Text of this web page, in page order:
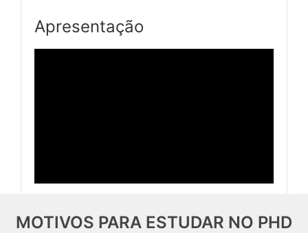
Apresentação
MOTIVOS PARA ESTUDAR NO PHD